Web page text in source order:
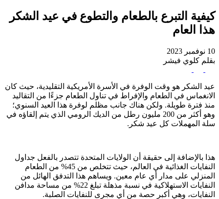
كيفية التبرع بالطعام والتطوع في عيد الشكر
هذا العام
10 نوفمبر 2023
بقلم كلوي فيشر
عيد الشكر هو وقت الوفرة في الأسرة الأمريكية التقليدية، حيث كان
الانغماس في الطعام والإفراط في تناول الطعام جزءًا من التقاليد
منذ فترة طويلة. ولكن هناك جانب مظلم لوفرة هذا العيد السنوي؛
وهو أكثر من 200 مليون رطل من الديك الرومي الذي يتم إلقاؤه في
سلة المهملات كل عيد شكر.
هذا بالإضافة إلى حقيقة أن الولايات المتحدة تتصدر بالفعل جداول
النفايات الغذائية في العالم، حيث تتخلص من 45% من الطعام
المنزلي على مدار أي عام معين. ويساهم هذا التدفق الهائل من
النفايات الاستهلاكية في نسبة مذهلة تبلغ 22% من مساحة مدافن
النفايات، وهي أكبر حصة من أي مجرى للنفايات الصلبة.